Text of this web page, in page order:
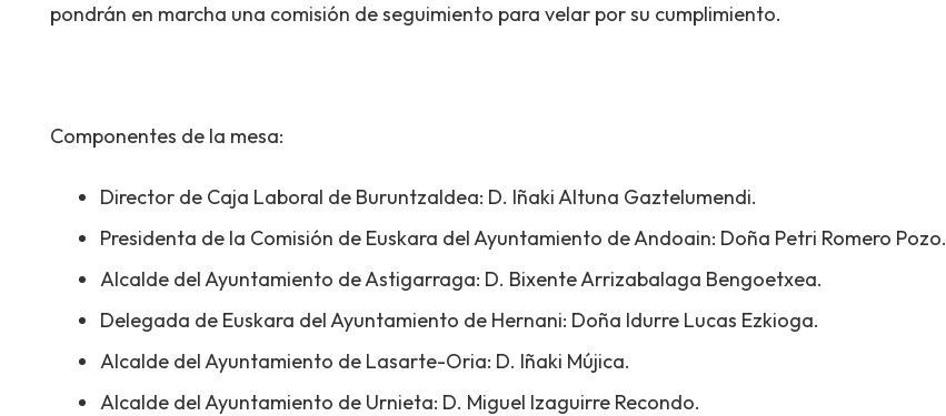
pondrán en marcha una comisión de seguimiento para velar por su cumplimiento.
Componentes de la mesa:
Director de Caja Laboral de Buruntzaldea: D. Iñaki Altuna Gaztelumendi.
Presidenta de la Comisión de Euskara del Ayuntamiento de Andoain: Doña Petri Romero Pozo.
Alcalde del Ayuntamiento de Astigarraga: D. Bixente Arrizabalaga Bengoetxea.
Delegada de Euskara del Ayuntamiento de Hernani: Doña Idurre Lucas Ezkioga.
Alcalde del Ayuntamiento de Lasarte-Oria: D. Iñaki Mújica.
Alcalde del Ayuntamiento de Urnieta: D. Miguel Izaguirre Recondo.